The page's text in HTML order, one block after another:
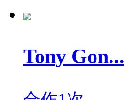
Tony Gon...